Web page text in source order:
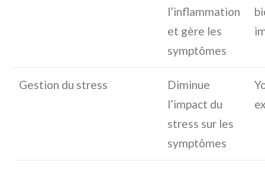
l’inflammation
et gère les
symptômes
Gestion du stress
Diminue
l’impact du
stress sur les
symptômes